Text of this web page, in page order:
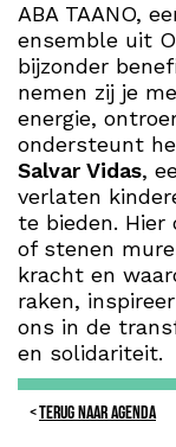
ABA TAANO,
ensemble uit
bijzonder
nemen zij je
energie,
ondersteunt
Salvar Vidas,
verlaten
te bieden.
of stenen
kracht en
raken,
ons in de
en solidariteit.
TERUG NAAR AGENDA